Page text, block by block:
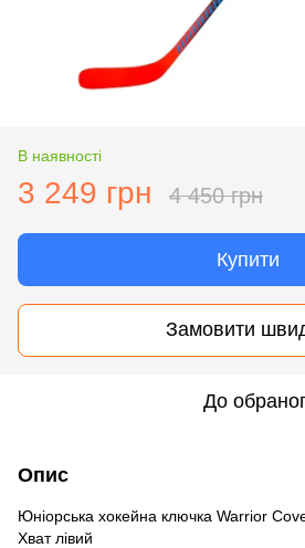
В наявності
3 249 грн 4 450 грн
Купити
Замовити
До
Опис
Юніорська хокейна ключка Warrior
Хват лівий